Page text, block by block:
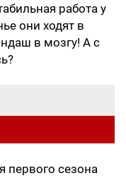
работа у
они ходят в
в мозгу! А с
первого сезона